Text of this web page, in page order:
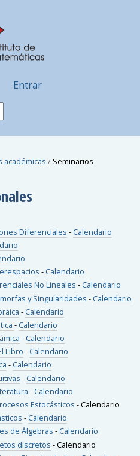
Entrar
académicas / Seminarios
Diferenciales - Calendario
- Calendario
No Lineales - Calendario
y Singularidades - Calendario
- Calendario
- Calendario
- Calendario
Libro - Calendario
- Calendario
- Calendario
- Calendario
Estocásticos - Calendario
- Calendario
de Álgebras - Calendario
discretos - Calendario